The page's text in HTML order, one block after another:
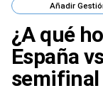
Mi Bolsillo
Respuestas
Gente
Añadir
¿A qué
España
semifinal